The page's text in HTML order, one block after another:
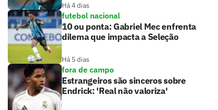
Há 4 dias
futebol nacional
10 ou ponta: Gabriel Mec enfrenta
dilema que impacta a Seleção
Há 5 dias
fora de campo
Estrangeiros são sinceros sobre
Endrick: 'Real não valoriza'